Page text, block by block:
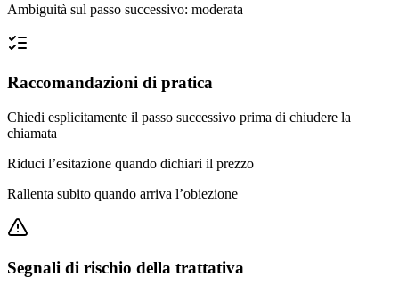
Ambiguità sul passo successivo: moderata
Raccomandazioni di pratica
Chiedi esplicitamente il passo successivo prima di chiudere la
chiamata
Riduci l’esitazione quando dichiari il prezzo
Rallenta subito quando arriva l’obiezione
Segnali di rischio della trattativa